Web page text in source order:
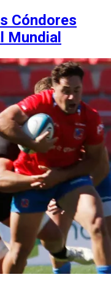
Cóndores
Mundial